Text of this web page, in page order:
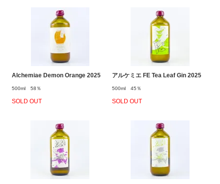
Alchemiae Demon Orange 2025
500ml 58％
SOLD OUT
アルケミエ FE Tea Leaf Gin 2025
500ml 45％
SOLD OUT